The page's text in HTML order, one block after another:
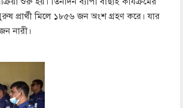
প্রার্থী মিলে ১৮৫৬ জন অংশ গ্রহণ করে। যার
নারী।